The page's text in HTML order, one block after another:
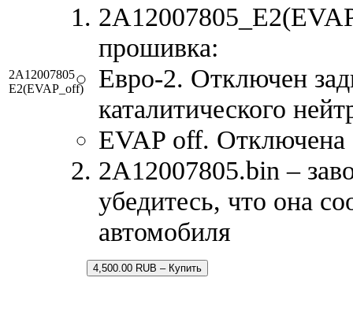
2A12007805
E2(EVAP_off)
прошивка:
Евро-2. Отключен
каталитического
EVAP off. Отключена
2A12007805.bin –
убедитесь, что она
автомобиля
4,500.00 RUB – Купить